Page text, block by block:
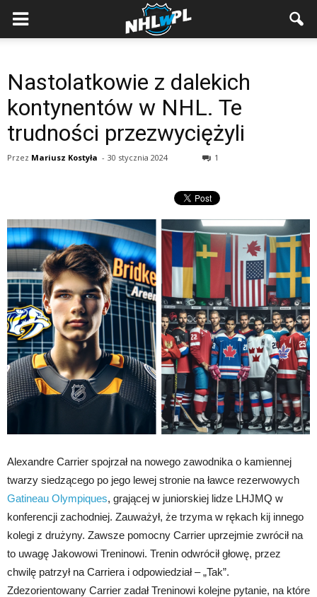
Nastolatkowie z dalekich
kontynentów w NHL. Te
trudności przezwyciężyli
Przez Mariusz Kostyła - 30 stycznia 2024 1
Alexandre Carrier spojrzał na nowego zawodnika o kamiennej
twarzy siedzącego po jego lewej stronie na ławce rezerwowych
Gatineau Olympiques, grającej w juniorskiej lidze LHJMQ w
konferencji zachodniej. Zauważył, że trzyma w rękach kij innego
kolegi z drużyny. Zawsze pomocny Carrier uprzejmie zwrócił na
to uwagę Jakowowi Treninowi. Trenin odwrócił głowę, przez
chwilę patrzył na Carriera i odpowiedział – „Tak”.
Zdezorientowany Carrier zadał Treninowi kolejne pytanie, na które